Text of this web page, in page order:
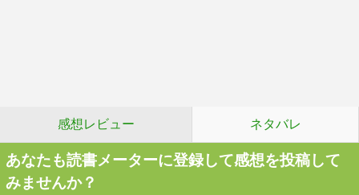
感想レビュー ネタバレ
あなたも読書メーターに登録して感想を投稿して
みませんか？